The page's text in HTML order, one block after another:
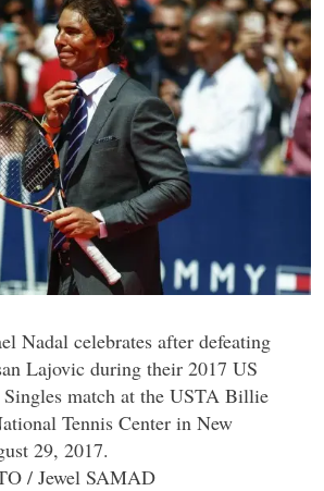
Nadal celebrates after defeating
Lajovic during their 2017 US
Singles match at the USTA Billie
Tennis Center in New
29, 2017.
/ Jewel SAMAD